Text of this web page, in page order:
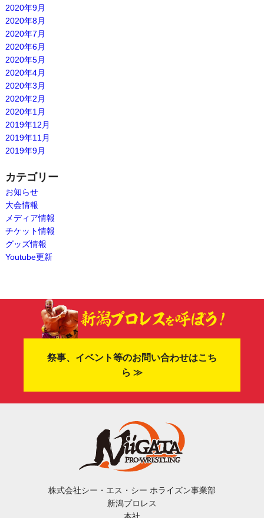
2020年9月
2020年8月
2020年7月
2020年6月
2020年5月
2020年4月
2020年3月
2020年2月
2020年1月
2019年12月
2019年11月
2019年9月
カテゴリー
お知らせ
大会情報
メディア情報
チケット情報
グッズ情報
Youtube更新
祭事、イベント等のお問い合わせはこち
ら ≫
株式会社シー・エス・シー ホライズン事業部
新潟プロレス